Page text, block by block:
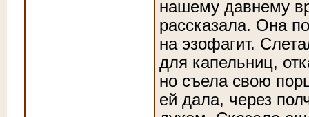
нашему давнему
рассказала. Она
на эзофагит.
для капельниц,
но съела свою
ей дала, через